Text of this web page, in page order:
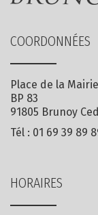
COORDONNÉES
Place de la Mairie
BP 83
91805 Brunoy
Tél : 01 69 39 89
HORAIRES